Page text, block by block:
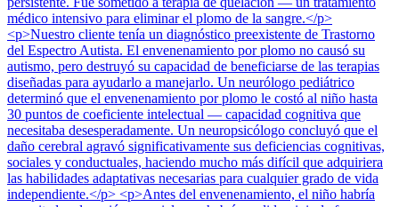
médico intensivo para eliminar el plomo de la sangre.</p>
<p>Nuestro cliente tenía un diagnóstico preexistente de Trastorno
del Espectro Autista. El envenenamiento por plomo no causó su
autismo, pero destruyó su capacidad de beneficiarse de las terapias
diseñadas para ayudarlo a manejarlo. Un neurólogo pediátrico
determinó que el envenenamiento por plomo le costó al niño hasta
30 puntos de coeficiente intelectual — capacidad cognitiva que
necesitaba desesperadamente. Un neuropsicólogo concluyó que el
daño cerebral agravó significativamente sus deficiencias cognitivas,
sociales y conductuales, haciendo mucho más difícil que adquiriera
las habilidades adaptativas necesarias para cualquier grado de vida
independiente.</p> <p>Antes del envenenamiento, el niño habría